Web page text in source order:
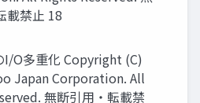
載禁止 18
I/O多重化 Copyright (C)
Japan Corporation. All
無断引用・転載禁